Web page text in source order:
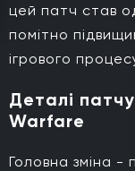
цей патч став
помітно
ігрового
Деталі
Warfare
Головна зміна -